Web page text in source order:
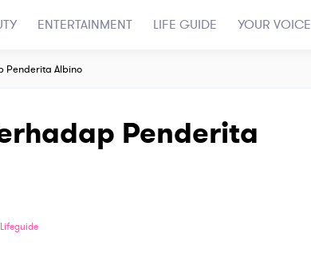
ENTERTAINMENT LIFE GUIDE YOUR VOICE
Penderita Albino
Penderita
Lifeguide